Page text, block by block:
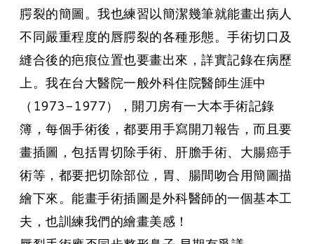
腭裂的簡圖。我也練習以簡潔幾筆就能畫出病人
不同嚴重程度的唇腭裂的各種形態。手術切口及
縫合後的疤痕位置也要畫出來，詳實記錄在病歷
上。我在台大醫院一般外科住院醫師生涯中
（1973-1977），開刀房有一大本手術記錄
簿，每個手術後，都要用手寫開刀報告，而且要
畫插圖，包括胃切除手術、肝膽手術、大腸癌手
術等，都要把切除部位，胃、腸間吻合用簡圖描
繪下來。能畫手術插圖是外科醫師的一個基本工
夫，也訓練我們的繪畫美感！